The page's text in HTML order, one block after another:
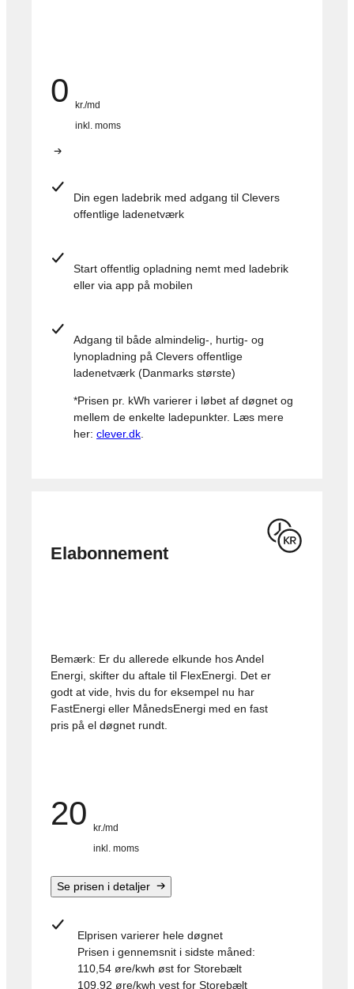
0
kr./md
inkl. moms
Din egen ladebrik med adgang til Clevers
offentlige ladenetværk
Start offentlig opladning nemt med ladebrik
eller via app på mobilen
Adgang til både almindelig-, hurtig- og
lynopladning på Clevers offentlige
ladenetværk (Danmarks største)
*Prisen pr. kWh varierer i løbet af døgnet og
mellem de enkelte ladepunkter. Læs mere
her: clever.dk.
Elabonnement
Bemærk: Er du allerede elkunde hos Andel
Energi, skifter du aftale til FlexEnergi. Det er
godt at vide, hvis du for eksempel nu har
FastEnergi eller MånedsEnergi med en fast
pris på el døgnet rundt.
20
kr./md
inkl. moms
Se prisen i detaljer
Elprisen varierer hele døgnet
Prisen i gennemsnit i sidste måned:
110,54 øre/kwh øst for Storebælt
109,92 øre/kwh vest for Storebælt